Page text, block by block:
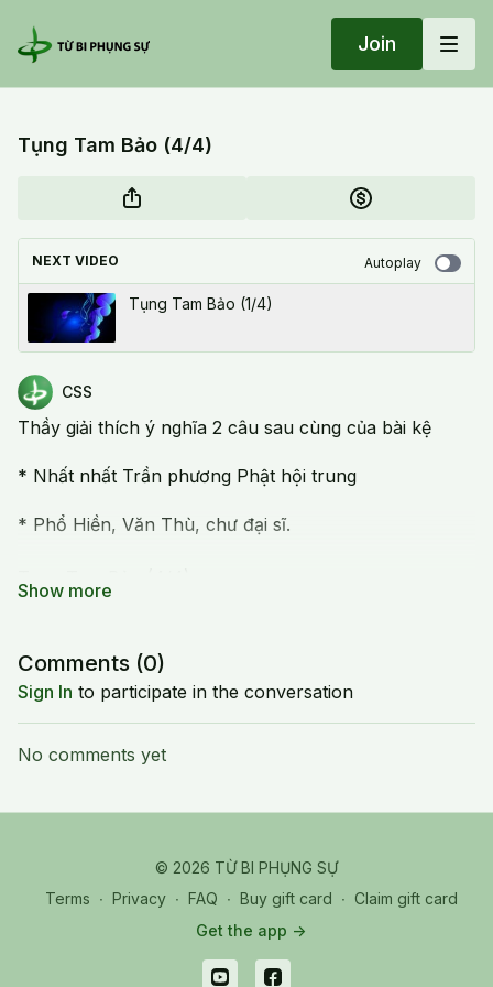
Join
Tụng Tam Bảo (4/4)
NEXT VIDEO Autoplay
Tụng Tam Bảo (1/4)
CSS
Thầy giải thích ý nghĩa 2 câu sau cùng của bài kệ
* Nhất nhất Trần phương Phật hội trung
* Phổ Hiền, Văn Thù, chư đại sĩ.
Comments (0)
Sign In to participate in the conversation
No comments yet
© 2026 TỪ BI PHỤNG SỰ
Terms ∙ Privacy ∙ FAQ ∙ Buy gift card ∙ Claim gift card
Get the app ->